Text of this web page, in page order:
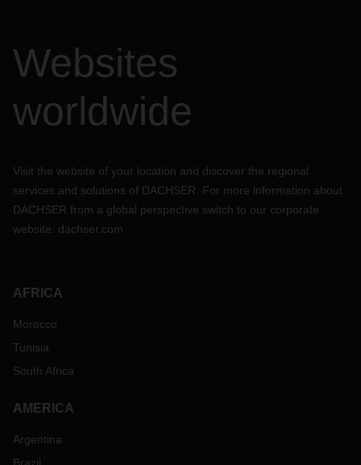
Websites
worldwide
Visit the website of your location and discover the regional
services and solutions of DACHSER. For more information about
DACHSER from a global perspective switch to our corporate
website: dachser.com
AFRICA
Morocco
Tunisia
South Africa
AMERICA
Argentina